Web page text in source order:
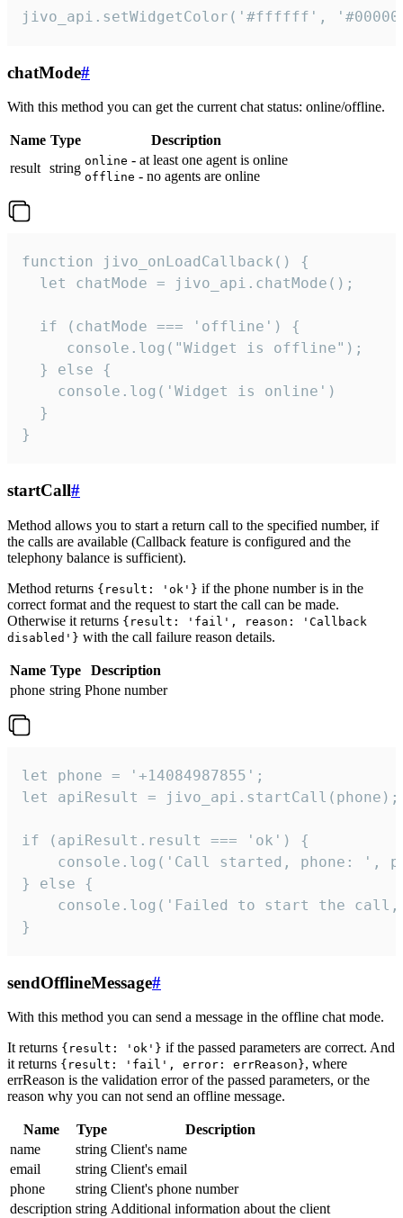
jivo_api.setWidgetColor('#ffffff',
chatMode#
With this method you can get the current chat status: online/offline.
Name Type
Description
result string online - at least one agent is online
offline - no agents are online
function jivo_onLoadCallback() {
  let chatMode = jivo_api.chatMode();
  if (chatMode === 'offline') {
     console.log("Widget is offline");
  } else {
    console.log('Widget is online')
  }
}
startCall#
Method allows you to start a return call to the specified number, if
the calls are available (Callback feature is configured and the
telephony balance is sufficient).
Method returns {result: 'ok'} if the phone number is in the
correct format and the request to start the call can be made.
Otherwise it returns {result: 'fail', reason: 'Callback
disabled'} with the call failure reason details.
Name Type
Description
phone string Phone number
let phone = '+14084987855';
let apiResult = jivo_api.startCall(phone);
if (apiResult.result === 'ok') {
console.log('Call started, phone: ',
} else {
console.log('Failed to start the
}
sendOfflineMessage#
With this method you can send a message in the offline chat mode.
It returns {result: 'ok'} if the passed parameters are correct. And
it returns {result: 'fail', error: errReason}, where
errReason is the validation error of the passed parameters, or the
reason why you can not send an offline message.
Name Type
Description
name
string Client's name
email
string Client's email
phone
string Client's phone number
description string Additional information about the client